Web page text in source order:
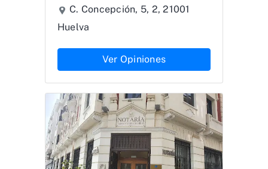
C. Concepción, 5, 2, 21001
Huelva
Ver Opiniones